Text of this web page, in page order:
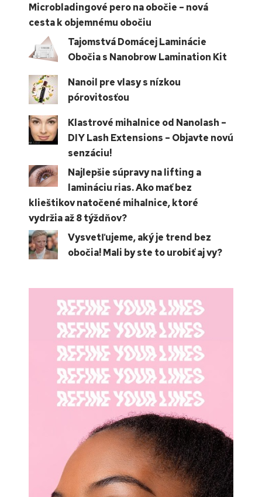
Microbladingové pero na obočie – nová
cesta k objemnému obočiu
Tajomstvá Domácej Laminácie
Obočia s Nanobrow Lamination Kit
Nanoil pre vlasy s nízkou
pórovitosťou
Klastrové mihalnice od Nanolash –
DIY Lash Extensions – Objavte novú
senzáciu!
Najlepšie súpravy na lifting a
lamináciu rias. Ako mať bez
klieštikov natočené mihalnice, ktoré
vydržia až 8 týždňov?
Vysvetľujeme, aký je trend bez
obočia! Mali by ste to urobiť aj vy?